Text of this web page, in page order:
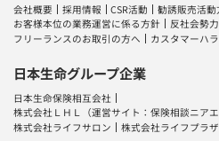
会社概要 採用情報 CSR活動
勧誘販売活動
お客様本位の業務運営に係る方針
反社会勢
フリーランスのお取引の方へ
カスタマーハ
日本生命グループ企業
日本生命保険相互会社
株式会社ＬＨＬ （運営サイト：保険相談ニア
株式会社ライフサロン
株式会社ライフプラ